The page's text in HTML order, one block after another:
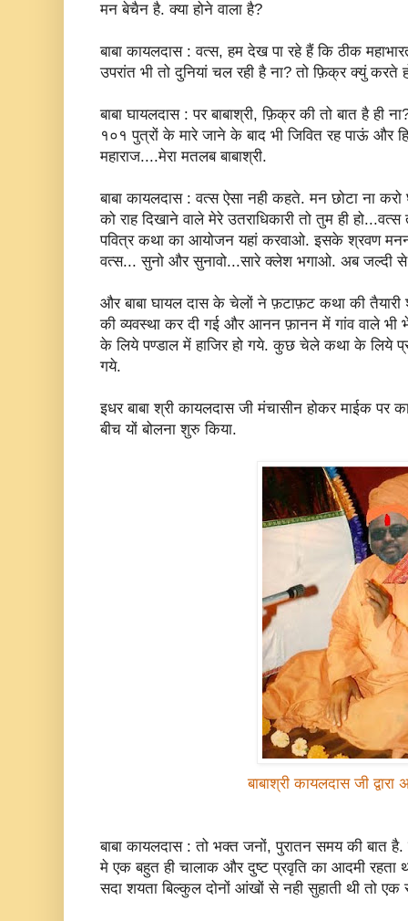
मन बेचैन है. क्या होने वाला है?
बाबा कायलदास : वत्स, हम देख पा रहे हैं कि ठीक
उपरांत भी तो दुनियां चल रही है ना? तो फ़िक्र क्युं करते
बाबा घायलदास : पर बाबाश्री, फ़िक्र की तो बात है ही
१०१ पुत्रों के मारे जाने के बाद भी जिवित रह पाऊं और
महाराज....मेरा मतलब बाबाश्री.
बाबा कायलदास : वत्स ऐसा नही कहते. मन छोटा ना
को राह दिखाने वाले मेरे उतराधिकारी तो तुम ही
पवित्र कथा का आयोजन यहां करवाओ. इसके श्रवण
वत्स... सुनो और सुनावो...सारे क्लेश भगाओ. अब जल्दी
और बाबा घायल दास के चेलों ने फ़टाफ़ट कथा की तैयारी
की व्यवस्था कर दी गई और आनन फ़ानन में गांव वाले
के लिये पण्डाल में हाजिर हो गये. कुछ चेले कथा के लिये
गये.
इधर बाबा श्री कायलदास जी मंचासीन होकर माईक पर
बीच यों बोलना शुरु किया.
बाबाश्री कायलदास जी
बाबा कायलदास : तो भक्त जनों, पुरातन समय की बात
मे एक बहुत ही चालाक और दुष्ट प्रवृति का आदमी रहता
सदा शयता बिल्कुल दोनों आंखों से नही सुहाती थी तो एक